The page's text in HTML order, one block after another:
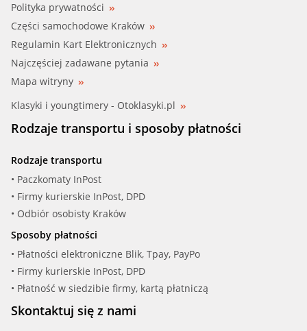
QUINTON HA (FC64)
Polityka prywatności
Części samochodowe Kraków
Regulamin Kart Elektronicznych
Najczęściej zadawane pytania
Mapa witryny
Klasyki i youngtimery - Otoklasyki.pl
Rodzaje transportu i sposoby płatności
Rodzaje transportu
• Paczkomaty InPost
• Firmy kurierskie InPost, DPD
• Odbiór osobisty Kraków
Sposoby płatności
• Płatności elektroniczne Blik, Tpay, PayPo
• Firmy kurierskie InPost, DPD
• Płatność w siedzibie firmy, kartą płatniczą
Skontaktuj się z nami